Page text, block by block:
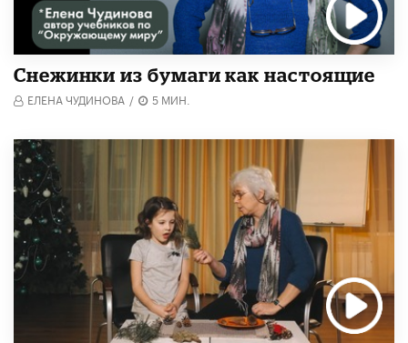
Снежинки из бумаги как настоящие
ЕЛЕНА ЧУДИНОВА / 5 МИН.